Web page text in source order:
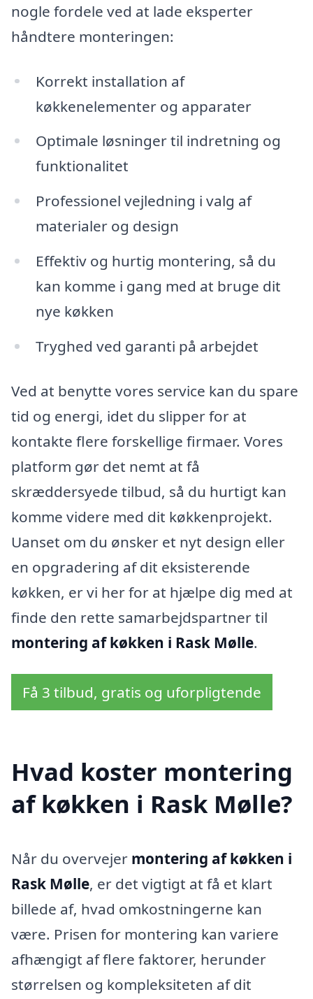
nogle fordele ved at lade eksperter
håndtere monteringen:
Korrekt installation af
køkkenelementer og apparater
Optimale løsninger til indretning og
funktionalitet
Professionel vejledning i valg af
materialer og design
Effektiv og hurtig montering, så du
kan komme i gang med at bruge dit
nye køkken
Tryghed ved garanti på arbejdet
Ved at benytte vores service kan du spare
tid og energi, idet du slipper for at
kontakte flere forskellige firmaer. Vores
platform gør det nemt at få
skræddersyede tilbud, så du hurtigt kan
komme videre med dit køkkenprojekt.
Uanset om du ønsker et nyt design eller
en opgradering af dit eksisterende
køkken, er vi her for at hjælpe dig med at
finde den rette samarbejdspartner til
montering af køkken i Rask Mølle.
Få 3 tilbud, gratis og uforpligtende
Hvad koster montering
af køkken i Rask Mølle?
Når du overvejer montering af køkken i
Rask Mølle, er det vigtigt at få et klart
billede af, hvad omkostningerne kan
være. Prisen for montering kan variere
afhængigt af flere faktorer, herunder
størrelsen og kompleksiteten af dit